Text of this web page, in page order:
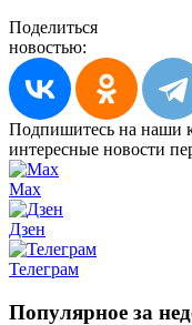
Поделиться
новостью:
Подпишитесь на наши
интересные новости
Max
Дзен
Телеграм
Популярное за